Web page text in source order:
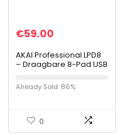
€59.00
AKAI Professional LPD8
– Draagbare 8-Pad USB
laptops (Mac en PC)
Already Sold: 86%
0